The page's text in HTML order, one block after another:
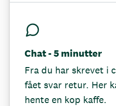
Chat - 5 minutter
Fra du har skrevet i
fået svar retur. Her
hente en kop kaffe.